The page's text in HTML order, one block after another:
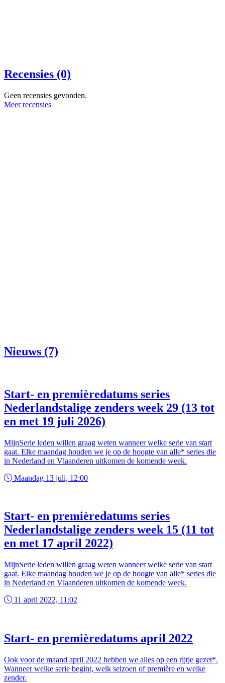
Recensies (0)
Geen recensies gevonden.
Meer recensies
Nieuws (7)
Start- en premièredatums series
Nederlandstalige zenders week 29 (13 tot
en met 19 juli 2026)
MijnSerie leden willen graag weten wanneer welke serie van start
gaat. Elke maandag houden we je op de hoogte van alle* series die
in Nederland en Vlaanderen uitkomen de komende week.
Maandag 13 juli, 12:00
Start- en premièredatums series
Nederlandstalige zenders week 15 (11 tot
en met 17 april 2022)
MijnSerie leden willen graag weten wanneer welke serie van start
gaat. Elke maandag houden we je op de hoogte van alle* series die
in Nederland en Vlaanderen uitkomen de komende week.
11 april 2022, 11:02
Start- en premièredatums april 2022
Ook voor de maand april 2022 hebben we alles op een rijtje gezet*.
Wanneer welke serie begint, welk seizoen of première en welke
zender.